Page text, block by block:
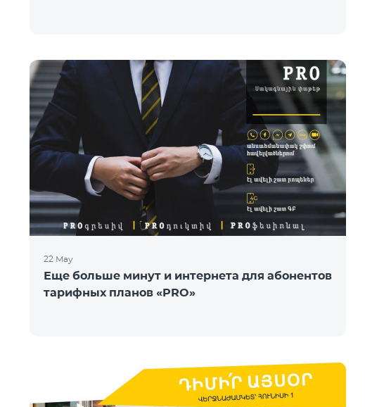
22 May
Еще больше минут и интернета для абонентов
тарифных планов «PRO»